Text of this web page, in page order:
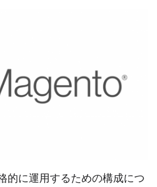
的に運用するための構成につ